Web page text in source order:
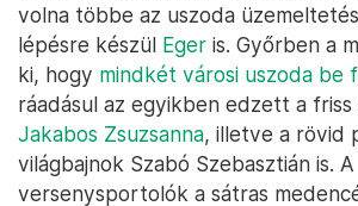
volna többe az uszoda
lépésre készül Eger is. Győrben a
ki, hogy mindkét városi uszoda be
ráadásul az egyikben edzett a
Jakabos Zsuzsanna, illetve a rövid
világbajnok Szabó Szebasztián is. A
versenysportolók a sátras